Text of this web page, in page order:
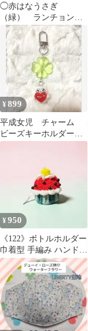
◯赤はなうさぎ
（緑） ランチョンマ
ット 縦２５×横３５
幼稚園 入園準備
¥899
平成女児 チャーム
ビーズキーホルダー
コレクトブック 天使
¥950
《122》ボトルホルダー
巾着型 手編み ハンドメ
イド